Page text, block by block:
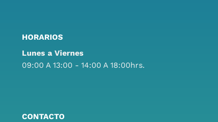
HORARIOS
Lunes a Viernes
09:00 A 13:00 - 14:00 A 18:00hrs.
CONTACTO